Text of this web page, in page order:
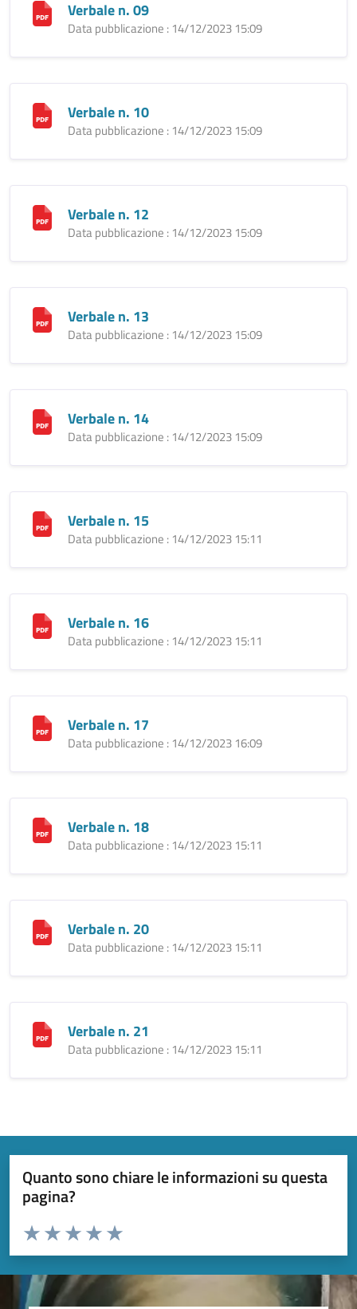
Verbale n. 09
Data pubblicazione : 14/12/2023 15:09
Verbale n. 10
Data pubblicazione : 14/12/2023 15:09
Verbale n. 12
Data pubblicazione : 14/12/2023 15:09
Verbale n. 13
Data pubblicazione : 14/12/2023 15:09
Verbale n. 14
Data pubblicazione : 14/12/2023 15:09
Verbale n. 15
Data pubblicazione : 14/12/2023 15:11
Verbale n. 16
Data pubblicazione : 14/12/2023 15:11
Verbale n. 17
Data pubblicazione : 14/12/2023 16:09
Verbale n. 18
Data pubblicazione : 14/12/2023 15:11
Verbale n. 20
Data pubblicazione : 14/12/2023 15:11
Verbale n. 21
Data pubblicazione : 14/12/2023 15:11
Quanto sono chiare le informazioni su questa
pagina?
Valuta da 1 a 5 stelle la pagina
Valuta 5 stelle su 5
Valuta 4 stelle su 5
Valuta 3 stelle su 5
Valuta 2 stelle su 5
Valuta 1 stelle su 5